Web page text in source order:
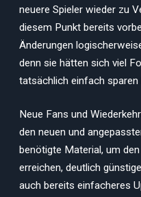
neuere Spieler wieder zu
diesem Punkt bereits
Änderungen
denn sie hätten sich viel
tatsächlich einfach sparen
Neue Fans und
den neuen und
benötigte Material, um
erreichen, deutlich
auch bereits einfacheres